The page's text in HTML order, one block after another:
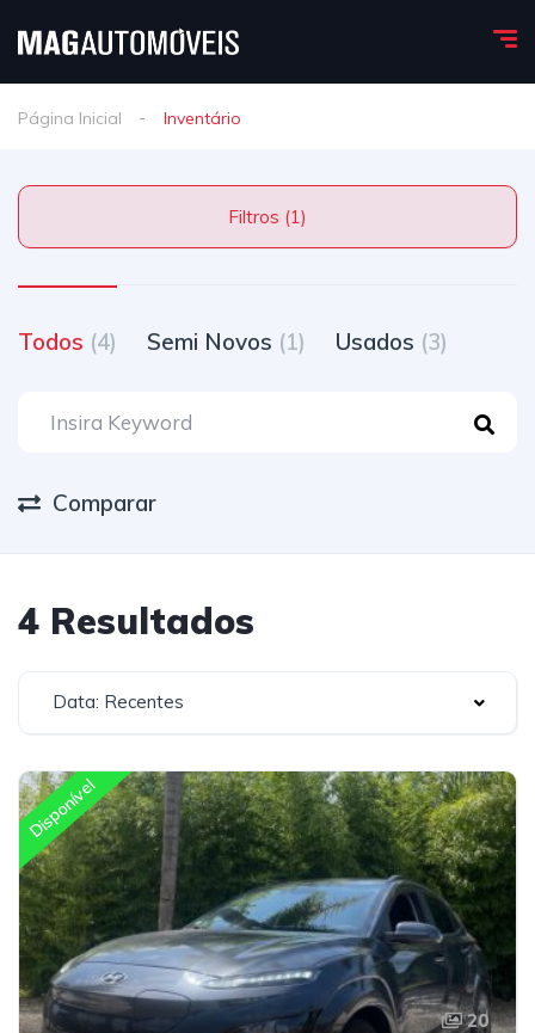
Página Inicial Inventário
Filtros (1)
Todos (4) Semi Novos (1) Usados (3)
Comparar
4 Resultados
Data: Recentes
Disponível
20